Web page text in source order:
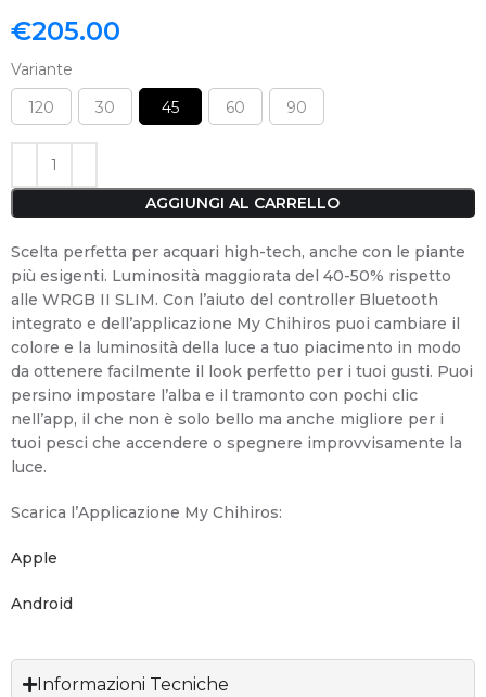
€205.00
Variante
120
30 45 60 90
AGGIUNGI AL CARRELLO
Scelta perfetta per acquari high-tech, anche con le piante
più esigenti. Luminosità maggiorata del 40-50% rispetto
alle WRGB II SLIM. Con l’aiuto del controller Bluetooth
integrato e dell’applicazione My Chihiros puoi cambiare il
colore e la luminosità della luce a tuo piacimento in modo
da ottenere facilmente il look perfetto per i tuoi gusti. Puoi
persino impostare l’alba e il tramonto con pochi clic
nell’app, il che non è solo bello ma anche migliore per i
tuoi pesci che accendere o spegnere improvvisamente la
luce.
Scarica l’Applicazione My Chihiros:
Apple
Android
Informazioni Tecniche